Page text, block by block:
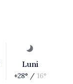
Luni
+28° / 16°